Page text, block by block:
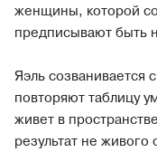
женщины, которой
предписывают быть
Яэль созванивается
повторяют таблицу
живет в
результат не